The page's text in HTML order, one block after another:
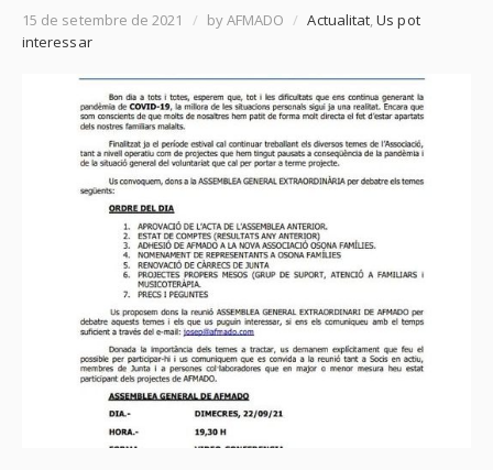
15 de setembre de 2021 / by AFMADO / Actualitat,Us pot
interessar